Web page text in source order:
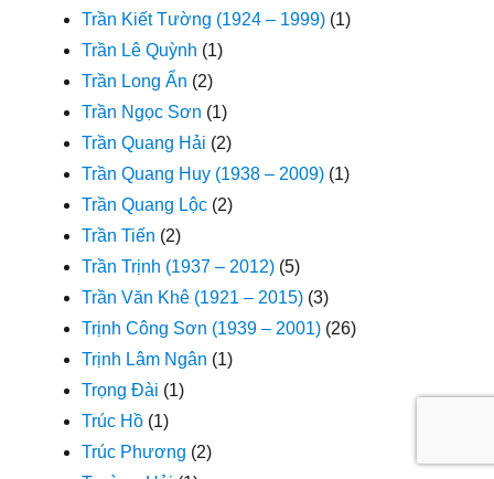
Trần Kiết Tường (1924 – 1999) (1)
Trần Lê Quỳnh (1)
Trần Long Ẩn (2)
Trần Ngọc Sơn (1)
Trần Quang Hải (2)
Trần Quang Huy (1938 – 2009) (1)
Trần Quang Lộc (2)
Trần Tiến (2)
Trần Trịnh (1937 – 2012) (5)
Trần Văn Khê (1921 – 2015) (3)
Trịnh Công Sơn (1939 – 2001) (26)
Trịnh Lâm Ngân (1)
Trọng Đài (1)
Trúc Hồ (1)
Trúc Phương (2)